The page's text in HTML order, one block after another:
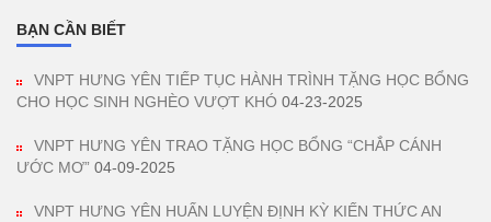
BẠN CẦN BIẾT
VNPT HƯNG YÊN TIẾP TỤC HÀNH TRÌNH TẶNG HỌC BỔNG
CHO HỌC SINH NGHÈO VƯỢT KHÓ 04-23-2025
VNPT HƯNG YÊN TRAO TẶNG HỌC BỔNG “CHẮP CÁNH
ƯỚC MƠ” 04-09-2025
VNPT HƯNG YÊN HUẤN LUYỆN ĐỊNH KỲ KIẾN THỨC AN